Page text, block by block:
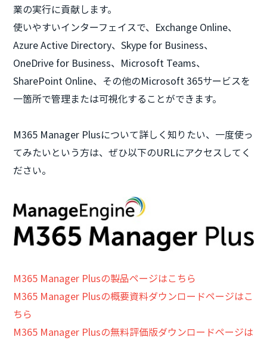
業の実行に貢献します。
使いやすいインターフェイスで、Exchange Online、
Azure Active Directory、Skype for Business、
OneDrive for Business、Microsoft Teams、
SharePoint Online、その他のMicrosoft 365サービスを
一箇所で管理または可視化することができます。
M365 Manager Plusについて詳しく知りたい、一度使っ
てみたいという方は、ぜひ以下のURLにアクセスしてく
ださい。
M365 Manager Plusの製品ページはこちら
M365 Manager Plusの概要資料ダウンロードページはこ
ちら
M365 Manager Plusの無料評価版ダウンロードページは